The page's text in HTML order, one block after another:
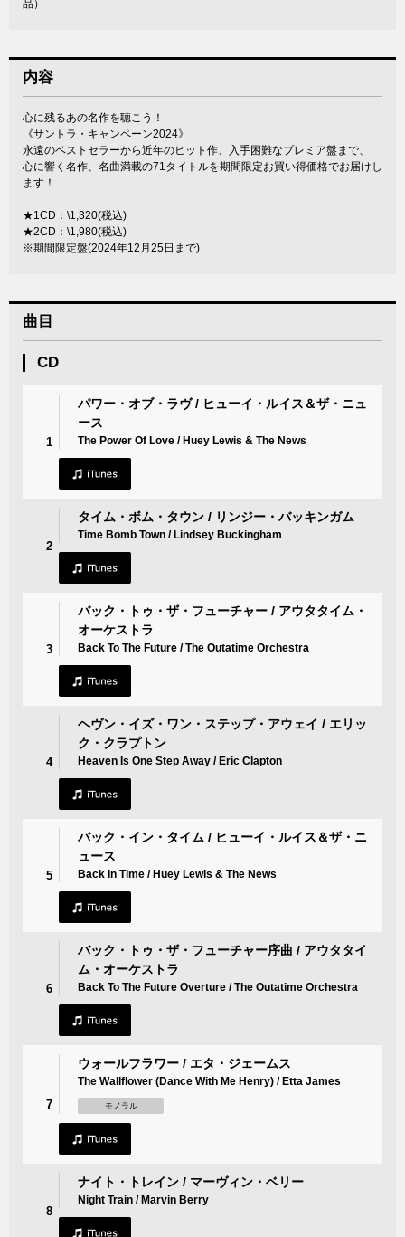
品）
内容
心に残るあの名作を聴こう！
《サントラ・キャンペーン2024》
永遠のベストセラーから近年のヒット作、入手困難なプレミア盤まで、
心に響く名作、名曲満載の71タイトルを期間限定お買い得価格でお届けし
ます！
★1CD：\1,320(税込)
★2CD：\1,980(税込)
※期間限定盤(2024年12月25日まで)
曲目
CD
1
パワー・オブ・ラヴ / ヒューイ・ルイス＆ザ・ニュ
ース
The Power Of Love / Huey Lewis & The News
2
タイム・ボム・タウン / リンジー・バッキンガム
Time Bomb Town / Lindsey Buckingham
3
バック・トゥ・ザ・フューチャー / アウタタイム・
オーケストラ
Back To The Future / The Outatime Orchestra
4
ヘヴン・イズ・ワン・ステップ・アウェイ / エリッ
ク・クラプトン
Heaven Is One Step Away / Eric Clapton
5
バック・イン・タイム / ヒューイ・ルイス＆ザ・ニ
ュース
Back In Time / Huey Lewis & The News
6
バック・トゥ・ザ・フューチャー序曲 / アウタタイ
ム・オーケストラ
Back To The Future Overture / The Outatime Orchestra
7
ウォールフラワー / エタ・ジェームス
The Wallflower (Dance With Me Henry) / Etta James
モノラル
8
ナイト・トレイン / マーヴィン・ベリー
Night Train / Marvin Berry